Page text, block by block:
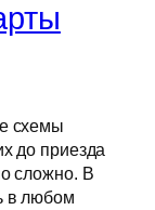
схемы
до приезда
сложно. В
в любом